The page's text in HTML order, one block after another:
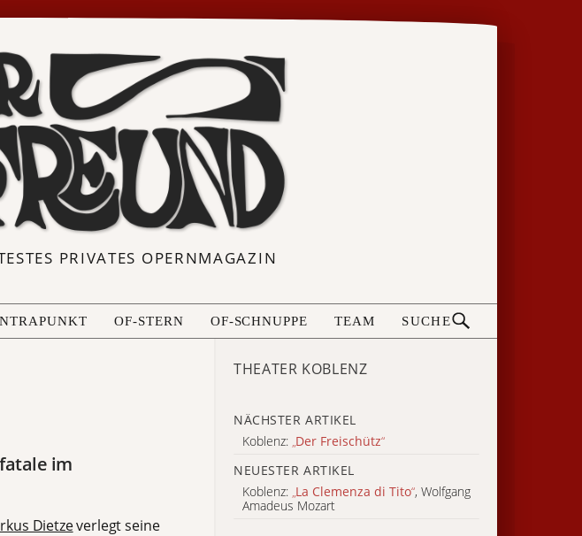
PRIVATES OPERNMAGAZIN
OF-STERN OF-SCHNUPPE TEAM SUCHE
im
Dietzeverlegt seine
THEATER KOBLENZ
NÄCHSTER ARTIKEL
Koblenz: „Der Freischütz“
NEUESTER ARTIKEL
Koblenz: „La Clemenza di Tito“, Wolfgang
Amadeus Mozart